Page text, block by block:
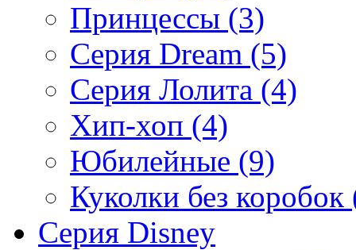
Принцессы (3)
Серия Dream (5)
Серия Лолита (4)
Хип-хоп (4)
Юбилейные (9)
Куколки без коробок
Серия Disney